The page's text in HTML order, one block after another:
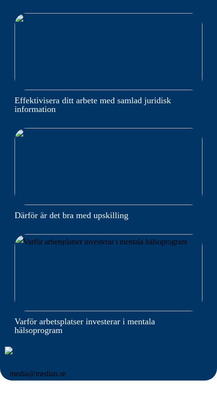
Effektivisera ditt arbete med samlad juridisk
information
Därför är det bra med upskilling
Varför arbetsplatser investerar i mentala
hälsoprogram
media@mediao.se